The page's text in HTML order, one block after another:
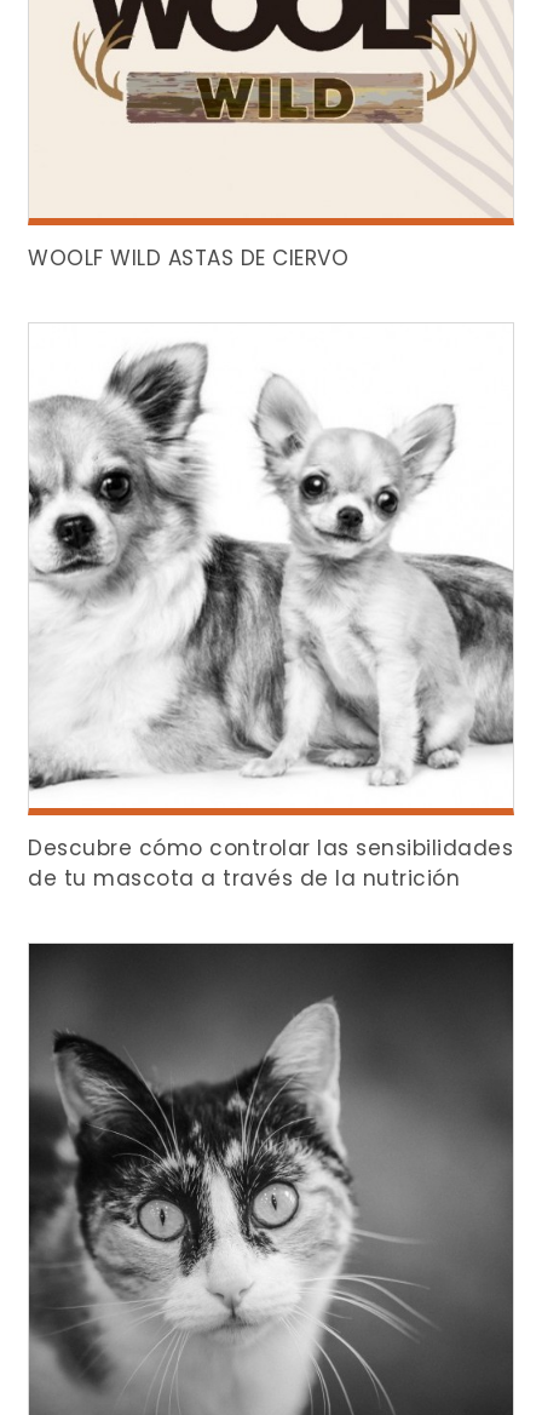
WOOLF WILD ASTAS DE CIERVO
Descubre cómo controlar las sensibilidades
de tu mascota a través de la nutrición